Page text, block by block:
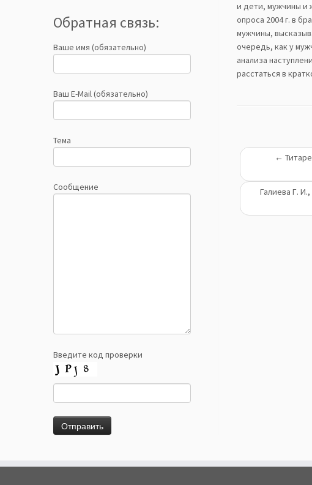
Обратная связь:
Ваше имя (обязательно)
Ваш E-Mail (обязательно)
Тема
Сообщение
Введите код проверки
и дети, мужчины и
опроса 2004 г. в
мужчины,
очередь, как у
анализа
расстаться в
←
Галиева Г.